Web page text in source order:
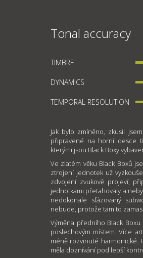
Tonal accuracy
TIMBRE
DYNAMICS
TEMPORAL RESOLUTION
Jak bylo zmíněno, zkusil
připravené na horní desce
kterými jsou Black Boxy
Ve zlatém věku Black Boxů
ztrojení jednotek už
zdvojení zvukově projeví,
jednotkami přetahovaly a
nedokonale sfázovaný
nebude, protože tam to
Výměna předního Black
poslechovým místem. Více
méně rozvinuté harmonické.
měla doznívání pod lepší